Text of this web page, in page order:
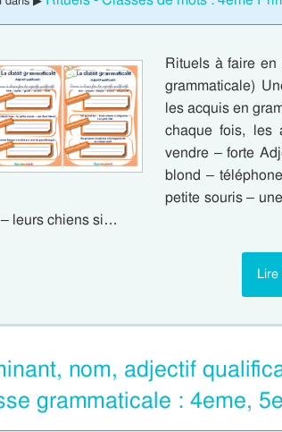
Rituels à faire en
grammaticale)
les acquis en
chaque fois, les
vendre – forte
blond –
petite souris –
leurs chiens si…
Lire
nom, adjectif
grammaticale : 4eme,